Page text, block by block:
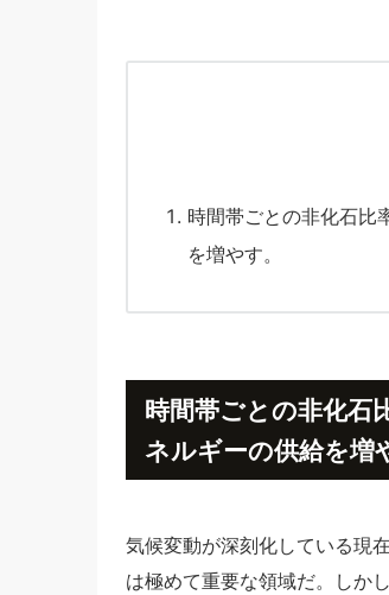
時間帯ごとの非化石比
を増やす。
時間帯ごとの非化石
ネルギーの供給を増
気候変動が深刻化している現
は極めて重要な領域だ。しか